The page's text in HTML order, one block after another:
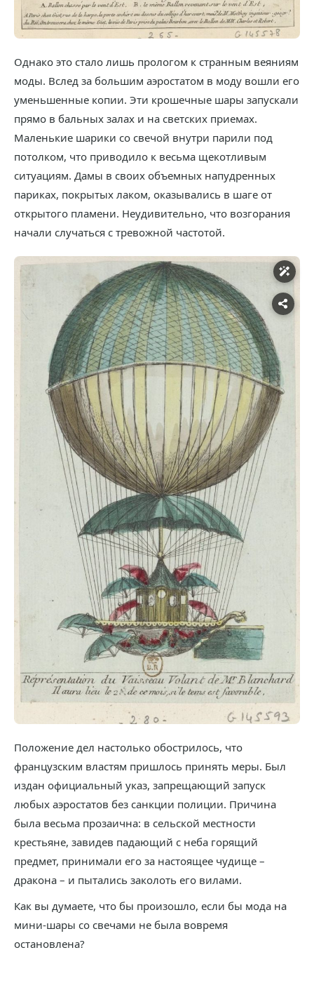
Однако это стало лишь прологом к странным веяниям
моды. Вслед за большим аэростатом в моду вошли его
уменьшенные копии. Эти крошечные шары запускали
прямо в бальных залах и на светских приемах.
Маленькие шарики со свечой внутри парили под
потолком, что приводило к весьма щекотливым
ситуациям. Дамы в своих объемных напудренных
париках, покрытых лаком, оказывались в шаге от
открытого пламени. Неудивительно, что возгорания
начали случаться с тревожной частотой.
Положение дел настолько обострилось, что
французским властям пришлось принять меры. Был
издан официальный указ, запрещающий запуск
любых аэростатов без санкции полиции. Причина
была весьма прозаична: в сельской местности
крестьяне, завидев падающий с неба горящий
предмет, принимали его за настоящее чудище –
дракона – и пытались заколоть его вилами.
Как вы думаете, что бы произошло, если бы мода на
мини-шары со свечами не была вовремя
остановлена?